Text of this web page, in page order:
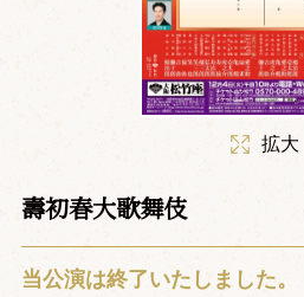
拡大
壽初春大歌舞伎
当公演は終了いたしました。